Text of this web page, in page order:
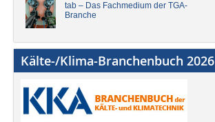
tab – Das Fachmedium der TGA-
Branche
Kälte-/Klima-Branchenbuch 2026